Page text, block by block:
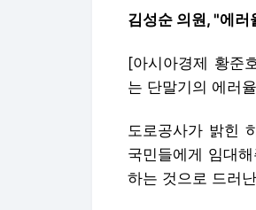
김성순 의원, "에
[아시아경제 황준
는 단말기의 에러
도로공사가 밝힌
국민들에게 임대
하는 것으로 드러